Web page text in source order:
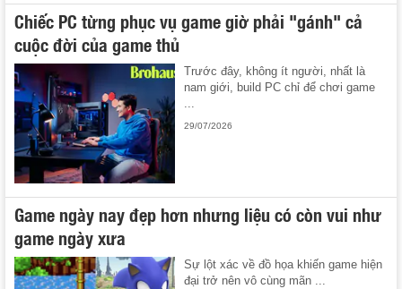
Chiếc PC từng phục vụ game giờ phải "gánh" cả
cuộc đời của game thủ
Trước đây, không ít người, nhất là
nam giới, build PC chỉ để chơi game
29/07/2026
Game ngày nay đẹp hơn nhưng liệu có còn vui như
game ngày xưa
Sự lột xác về đồ họa khiến game hiện
đại trở nên vô cùng mãn ...